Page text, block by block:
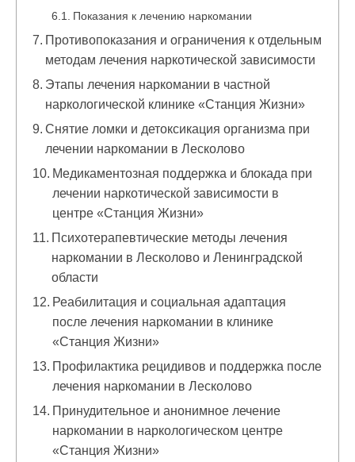
Показания к лечению наркомании
Противопоказания и ограничения к отдельным
методам лечения наркотической зависимости
Этапы лечения наркомании в частной
наркологической клинике «Станция Жизни»
Снятие ломки и детоксикация организма при
лечении наркомании в Лесколово
Медикаментозная поддержка и блокада при
лечении наркотической зависимости в
центре «Станция Жизни»
Психотерапевтические методы лечения
наркомании в Лесколово и Ленинградской
области
Реабилитация и социальная адаптация
после лечения наркомании в клинике
«Станция Жизни»
Профилактика рецидивов и поддержка после
лечения наркомании в Лесколово
Принудительное и анонимное лечение
наркомании в наркологическом центре
«Станция Жизни»